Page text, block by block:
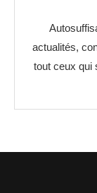
actualités,
tout ceux qui